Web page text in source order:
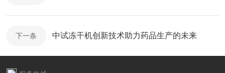
下一条 中试冻干机创新技术助力药品生产的未来